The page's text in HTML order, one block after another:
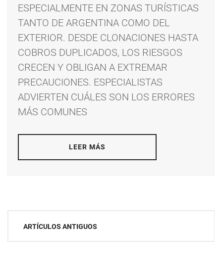
ESPECIALMENTE EN ZONAS TURÍSTICAS
TANTO DE ARGENTINA COMO DEL
EXTERIOR. DESDE CLONACIONES HASTA
COBROS DUPLICADOS, LOS RIESGOS
CRECEN Y OBLIGAN A EXTREMAR
PRECAUCIONES. ESPECIALISTAS
ADVIERTEN CUÁLES SON LOS ERRORES
MÁS COMUNES
LEER MÁS
Navegación
ARTÍCULOS ANTIGUOS